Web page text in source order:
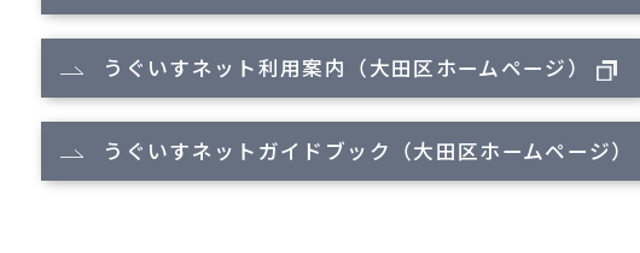
うぐいすネット利用案内（大田区ホームページ）
うぐいすネットガイドブック（大田区ホームページ）